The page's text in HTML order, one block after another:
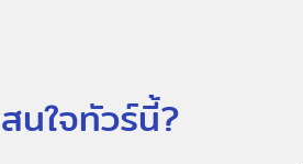
สนใจทัวร์นี้?